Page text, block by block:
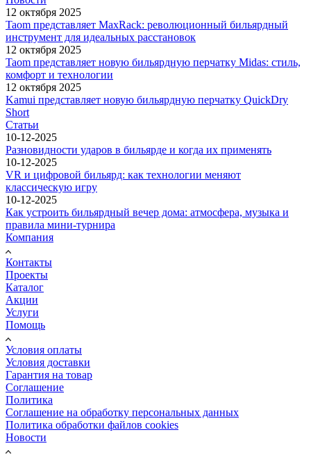
12 октября 2025
Taom представляет MaxRack: революционный бильярдный
инструмент для идеальных расстановок
12 октября 2025
Taom представляет новую бильярдную перчатку Midas: стиль,
комфорт и технологии
12 октября 2025
Kamui представляет новую бильярдную перчатку QuickDry
Short
Статьи
10-12-2025
Разновидности ударов в бильярде и когда их применять
10-12-2025
VR и цифровой бильярд: как технологии меняют
классическую игру
10-12-2025
Как устроить бильярдный вечер дома: атмосфера, музыка и
правила мини-турнира
Компания
Контакты
Проекты
Каталог
Акции
Услуги
Помощь
Условия оплаты
Условия доставки
Гарантия на товар
Соглашение
Политика
Соглашение на обработку персональных данных
Политика обработки файлов cookies
Новости